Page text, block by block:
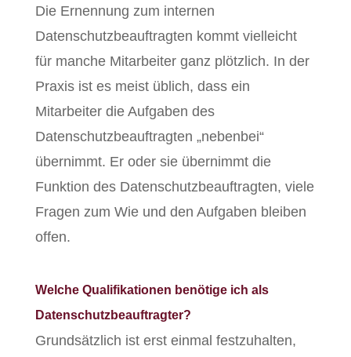
Die Ernennung zum internen
Datenschutzbeauftragten kommt vielleicht
für manche Mitarbeiter ganz plötzlich. In der
Praxis ist es meist üblich, dass ein
Mitarbeiter die Aufgaben des
Datenschutzbeauftragten „nebenbei“
übernimmt. Er oder sie übernimmt die
Funktion des Datenschutzbeauftragten, viele
Fragen zum Wie und den Aufgaben bleiben
offen.
Welche Qualifikationen benötige ich als
Datenschutzbeauftragter?
Grundsätzlich ist erst einmal festzuhalten,